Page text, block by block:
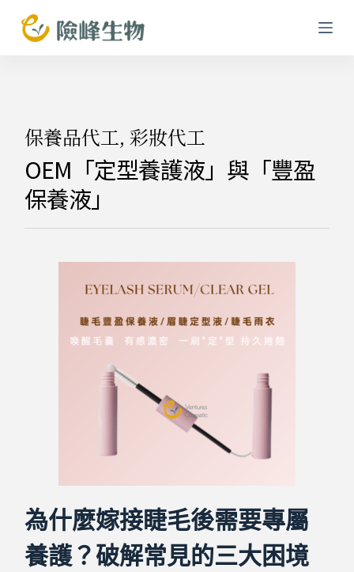
跳
至
保養品代工, 彩妝代工
OEM「定型養護液」與「豐盈
保養液」
為什麼嫁接睫毛後需要專屬
養護？破解常見的三大困境